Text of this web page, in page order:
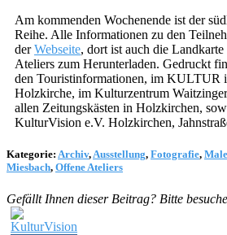
Am kommenden Wochenende ist der
Reihe. Alle Informationen zu den
derWebseite, dort ist auch die
Ateliers zum Herunterladen. Gedruckt
den Touristinformationen, im KULTUR
Holzkirche, im Kulturzentrum
allen Zeitungskästen in Holzkirchen,
KulturVision e.V. Holzkirchen,
Kategorie: Archiv,Ausstellung, Fotografie,
Miesbach, Offene Ateliers
Gefällt Ihnen dieser Beitrag? Bitte